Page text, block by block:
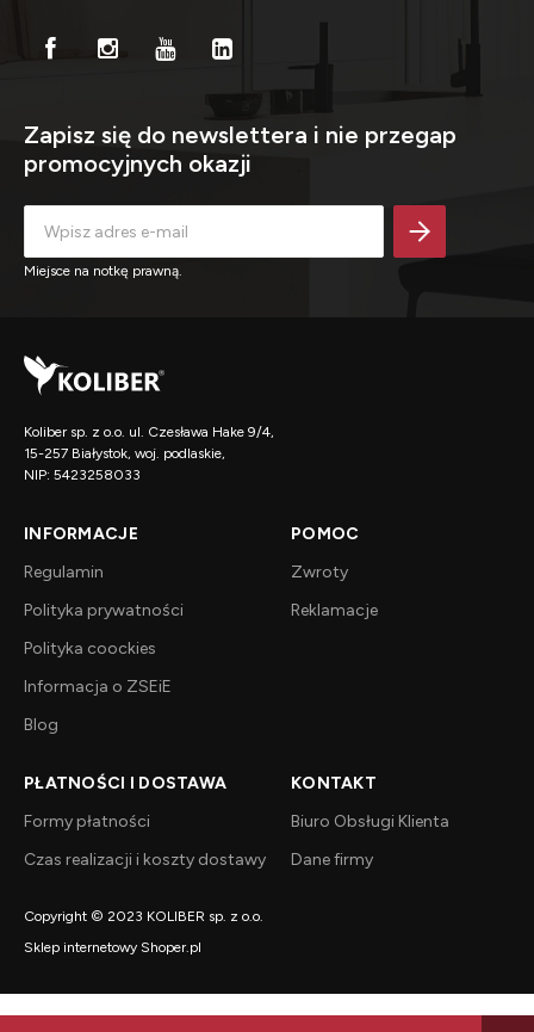
Zapisz się do newslettera i nie przegap
promocyjnych okazji
Miejsce na notkę prawną.
Koliber sp. z o.o. ul. Czesława Hake 9/4,
15-257 Białystok, woj. podlaskie,
NIP: 5423258033
INFORMACJE
Regulamin
Polityka prywatności
Polityka coockies
Informacja o ZSEiE
Blog
POMOC
Zwroty
Reklamacje
PŁATNOŚCI I DOSTAWA
Formy płatności
Czas realizacji i koszty dostawy
KONTAKT
Biuro Obsługi Klienta
Dane firmy
Copyright © 2023 KOLIBER sp. z o.o.
Sklep internetowy Shoper.pl